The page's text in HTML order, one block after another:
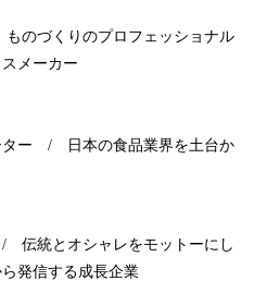
のづくりのプロフェッショナル
メーカー
ター / 日本の食品業界を土台か
伝統とオシャレをモットーにし
発信する成長企業